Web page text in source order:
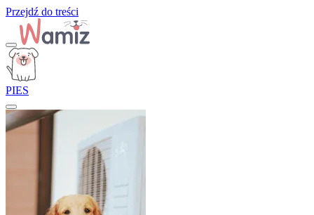
Przejdź do treści
PIES